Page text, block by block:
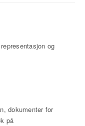
og
dokumenter for
på